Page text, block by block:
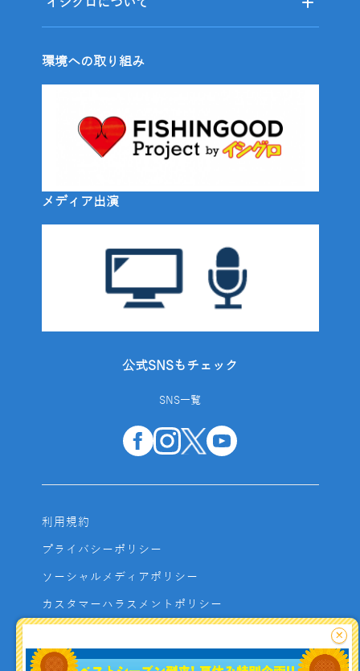
イシグロについて
環境への取り組み
メディア出演
公式SNSもチェック
SNS一覧
利用規約
プライバシーポリシー
ソーシャルメディアポリシー
カスタマーハラスメントポリシー
よくあるご質問
×